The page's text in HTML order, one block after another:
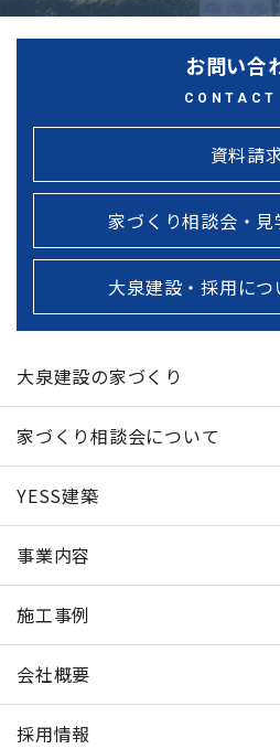
お問い合
CONTACT
資料請
家づくり相談会・
大泉建設・採用に
大泉建設の家づくり
家づくり相談会について
YESS建築
事業内容
施工事例
会社概要
採用情報